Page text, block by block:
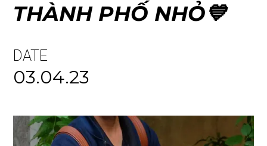
THÀNH PHỐ NHỎ💙
DATE
03.04.23